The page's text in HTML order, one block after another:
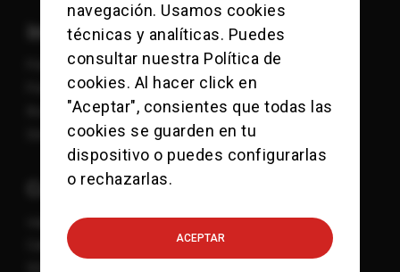
Información
Política de Cookies
Política de Privacidad
Aviso Legal
Sitemap
Contacto
viajes@checkpointcharlie.es
Calle Mandri 3-9
navegación. Usamos cookies
técnicas y analíticas. Puedes
consultar nuestra Política de
cookies. Al hacer click en
"Aceptar", consientes que todas las
cookies se guarden en tu
dispositivo o puedes configurarlas
o rechazarlas.
ACEPTAR